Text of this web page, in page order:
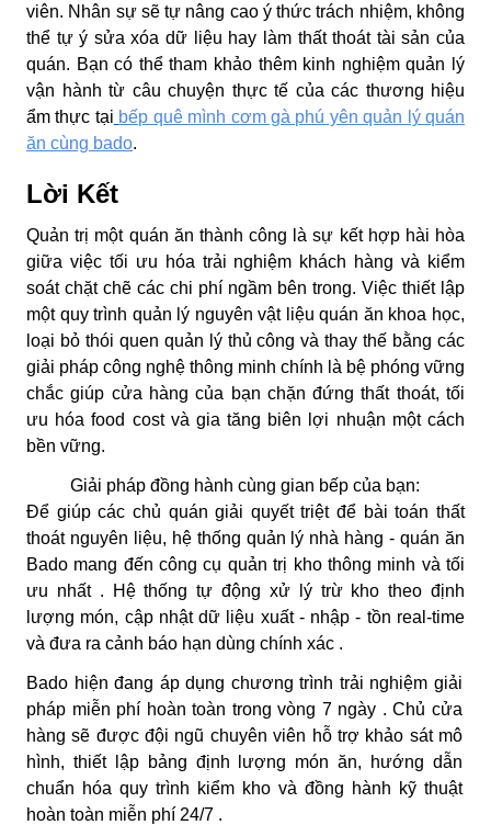
viên. Nhân sự sẽ tự nâng cao ý thức trách nhiệm, không
thể tự ý sửa xóa dữ liệu hay làm thất thoát tài sản của
quán. Bạn có thể tham khảo thêm kinh nghiệm quản lý
vận hành từ câu chuyện thực tế của các thương hiệu
ẩm thực tại bếp quê mình cơm gà phú yên quản lý quán
ăn cùng bado.
Lời Kết
Quản trị một quán ăn thành công là sự kết hợp hài hòa
giữa việc tối ưu hóa trải nghiệm khách hàng và kiểm
soát chặt chẽ các chi phí ngầm bên trong. Việc thiết lập
một quy trình quản lý nguyên vật liệu quán ăn khoa học,
loại bỏ thói quen quản lý thủ công và thay thế bằng các
giải pháp công nghệ thông minh chính là bệ phóng vững
chắc giúp cửa hàng của bạn chặn đứng thất thoát, tối
ưu hóa food cost và gia tăng biên lợi nhuận một cách
bền vững.
Giải pháp đồng hành cùng gian bếp của bạn:
Để giúp các chủ quán giải quyết triệt để bài toán thất
thoát nguyên liệu, hệ thống quản lý nhà hàng - quán ăn
Bado mang đến công cụ quản trị kho thông minh và tối
ưu nhất . Hệ thống tự động xử lý trừ kho theo định
lượng món, cập nhật dữ liệu xuất - nhập - tồn real-time
và đưa ra cảnh báo hạn dùng chính xác .
Bado hiện đang áp dụng chương trình trải nghiệm giải
pháp miễn phí hoàn toàn trong vòng 7 ngày . Chủ cửa
hàng sẽ được đội ngũ chuyên viên hỗ trợ khảo sát mô
hình, thiết lập bảng định lượng món ăn, hướng dẫn
chuẩn hóa quy trình kiểm kho và đồng hành kỹ thuật
hoàn toàn miễn phí 24/7 .